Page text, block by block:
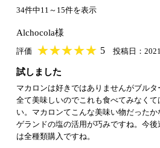
34件中11～15件を表示
Alchocola様
評価 ★★★★★
★★★★★ 5 投稿日：
試しました
マカロンは好きではありませんがブル
全て美味しいのでこれも食べてみなく
い。マカロンてこんな美味い物だった
ゲランドの塩の活用が巧みですね。今
は全種類購入ですね。